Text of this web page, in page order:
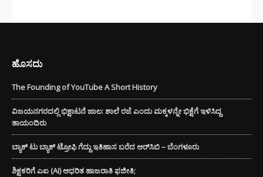
ಹೊಸದು
The Founding of YouTube A Short History
ವಿಜಯನಗರದಲ್ಲಿ ಭಿಕ್ಷಾಟನೆ ಜಾಲ: ಶಾಲೆ ರಜೆ ಎಂದು ಮಕ್ಕಳನ್ನೇ ಭಿಕ್ಷೆಗೆ ಇಳಿಸಿದ್ದ
ತಾಯಂದಿರು
ಬ್ಯಾಕ್ ಟು ಬ್ಯಾಕ್ ಟ್ರೋಫಿ ಗೆದ್ದು ಇತಿಹಾಸ ಬರೆದ ಆರ್‌ಸಿಬಿ – ಬೆಂಗಳೂರು
ಶಿಕ್ಷಕರಿಗೆ ಎಐ (AI) ಆಧರಿತ ಹಾಜರಾತಿ ಫಜೀತಿ;